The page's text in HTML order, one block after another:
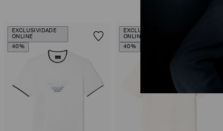
EXCLUSIVIDADE
ONLINE
40%
EXCLUSIVIDADE
ONLINE
40%